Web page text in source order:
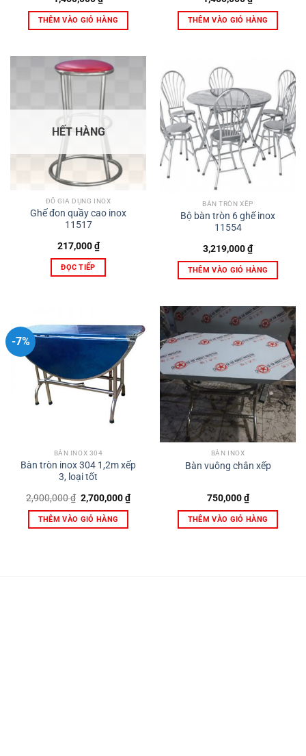
THÊM VÀO GIỎ HÀNG THÊM VÀO GIỎ HÀNG
HẾT HÀNG
ĐỒ GIA DỤNG INOX
Ghế đon quầy cao inox
11517
217,000₫
ĐỌC TIẾP
BÀN TRÒN XẾP
Bộ bàn tròn 6 ghế inox
11554
3,219,000₫
THÊM VÀO GIỎ HÀNG
-7%
BÀN INOX 304
Bàn tròn inox 304 1,2m xếp
3, loại tốt
2,900,000₫ Giá
gốc
là:
2,900,000 ₫.
2,700,000₫Giá
hiện
THÊM VÀO GIỎ HÀNG
BÀN INOX
Bàn vuông chân xếp
750,000₫
THÊM VÀO GIỎ HÀNG